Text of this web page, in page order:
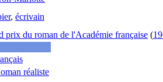
, écrivain
prix du roman de l'Académie française (
réaliste